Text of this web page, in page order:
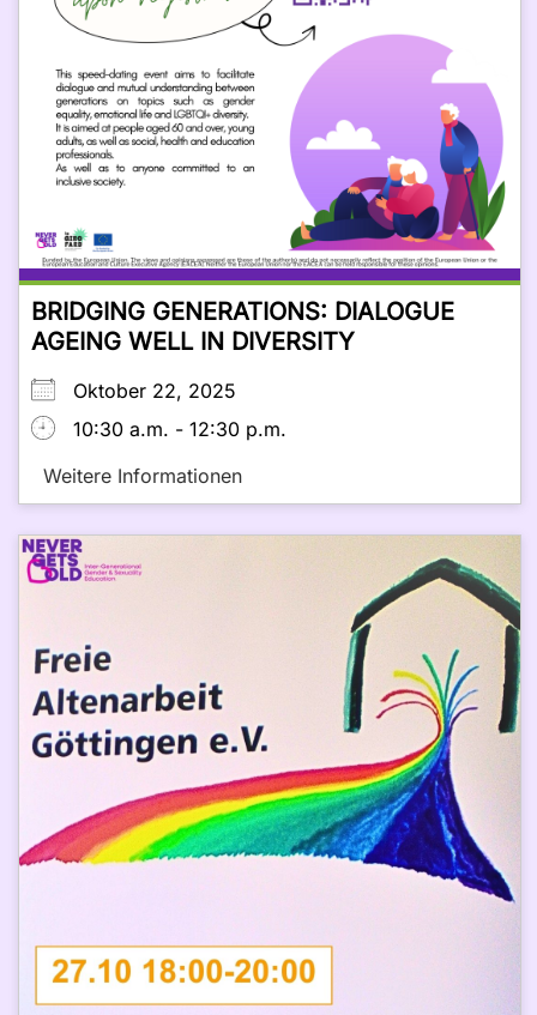
BRIDGING GENERATIONS: DIALOGUE
AGEING WELL IN DIVERSITY
Oktober 22, 2025
10:30 a.m. - 12:30 p.m.
Weitere Informationen